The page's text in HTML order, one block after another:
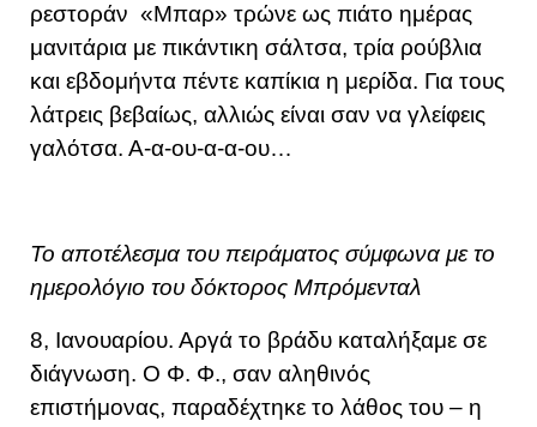
ρεστοράν «Μπαρ» τρώνε ως πιάτο ημέρας
μανιτάρια με πικάντικη σάλτσα, τρία ρούβλια
και εβδομήντα πέντε καπίκια η μερίδα. Για τους
λάτρεις βεβαίως, αλλιώς είναι σαν να γλείφεις
γαλότσα. Α-α-ου-α-α-ου…
Το αποτέλεσμα του πειράματος σύμφωνα με το
ημερολόγιο του δόκτορος Μπρόμενταλ
8, Ιανουαρίου. Αργά το βράδυ καταλήξαμε σε
διάγνωση. Ο Φ. Φ., σαν αληθινός
επιστήμονας, παραδέχτηκε το λάθος του – η